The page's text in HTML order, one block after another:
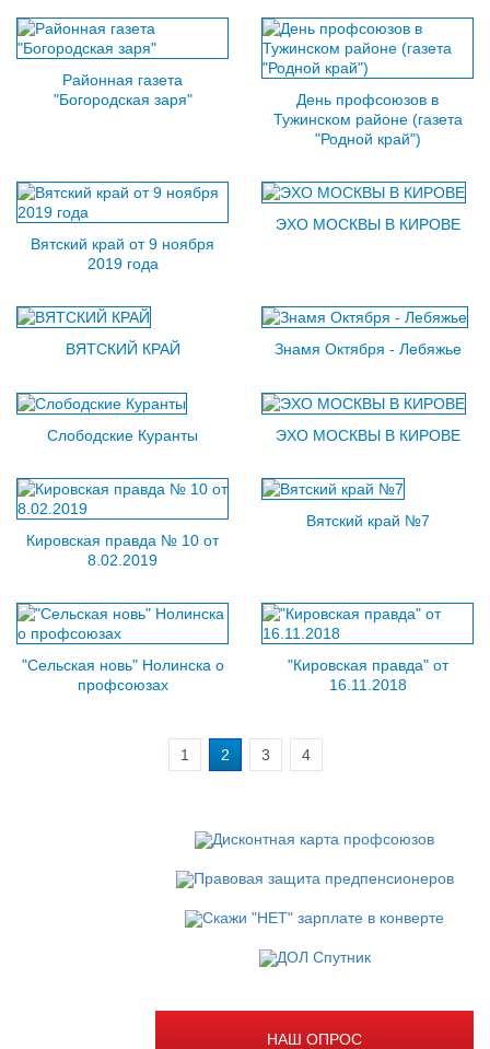
Районная газета
"Богородская заря"
День профсоюзов в
Тужинском районе (газета
"Родной край")
Вятский край от 9 ноября
2019 года
ЭХО МОСКВЫ В КИРОВЕ
ВЯТСКИЙ КРАЙ Знамя Октября - Лебяжье
Слободские Куранты ЭХО МОСКВЫ В КИРОВЕ
Кировская правда № 10 от
8.02.2019
Вятский край №7
"Сельская новь" Нолинска о
профсоюзах
"Кировская правда" от
16.11.2018
1 2 3 4
НАШ ОПРОС